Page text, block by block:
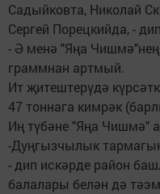
Садыйковта, Николай
Сергей Порецкийда, -
- Ә менә "Яңа
граммнан артмый.
Ит җитештерүдә
47 тоннага кимрәк
Иң түбәне "Яңа Чишмә"
-Дуңгызчылык
- дип искәрде район
балалары белән дә